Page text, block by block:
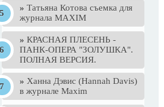
» Татьяна Котова съемка для
журнала MAXIM
» КРАСНАЯ ПЛЕСЕНЬ -
ПАНК-ОПЕРА "ЗОЛУШКА".
ПОЛНАЯ ВЕРСИЯ.
» Ханна Дэвис (Hannah Davis)
в журнале Maxim